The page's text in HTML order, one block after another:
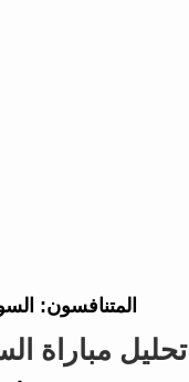
المتنافسون:
تحليل مباراة